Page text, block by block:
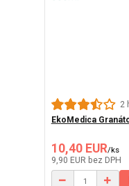
2
EkoMedica
10,40 EUR/ks
9,90 EUR bez DPH